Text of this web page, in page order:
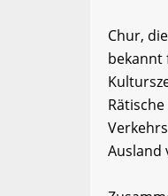
Chur,
bekannt
Ausland